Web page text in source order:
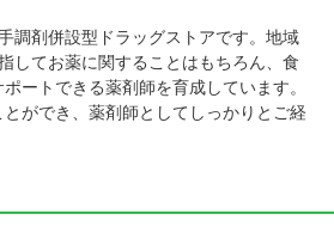
調剤併設型ドラッグストアです。地域
してお薬に関することはもちろん、食
ートできる薬剤師を育成しています。
ができ、薬剤師としてしっかりとご経